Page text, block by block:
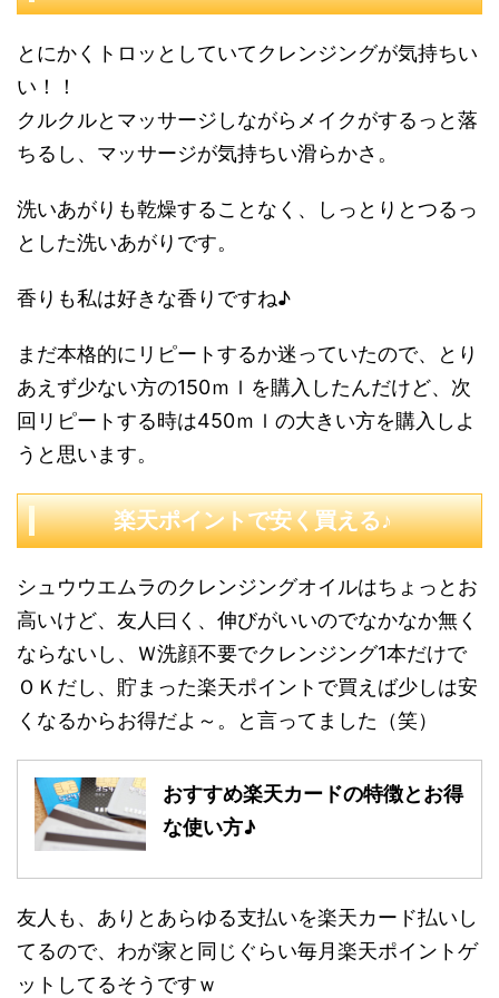
とにかくトロッとしていてクレンジングが気持ちい
い！！
クルクルとマッサージしながらメイクがするっと落
ちるし、マッサージが気持ちい滑らかさ。
洗いあがりも乾燥することなく、しっとりとつるっ
とした洗いあがりです。
香りも私は好きな香りですね♪
まだ本格的にリピートするか迷っていたので、とり
あえず少ない方の150ｍｌを購入したんだけど、次
回リピートする時は450ｍｌの大きい方を購入しよ
うと思います。
楽天ポイントで安く買える♪
シュウウエムラのクレンジングオイルはちょっとお
高いけど、友人曰く、伸びがいいのでなかなか無く
ならないし、Ｗ洗顔不要でクレンジング1本だけで
ＯＫだし、貯まった楽天ポイントで買えば少しは安
くなるからお得だよ～。と言ってました（笑）
おすすめ楽天カードの特徴とお得
な使い方♪
友人も、ありとあらゆる支払いを楽天カード払いし
てるので、わが家と同じぐらい毎月楽天ポイントゲ
ットしてるそうですｗ